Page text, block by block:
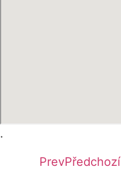
.
PrevPředchozí